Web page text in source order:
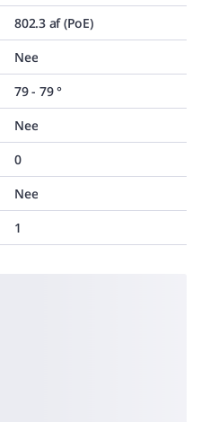
802.3 af (PoE)
Nee
79 - 79 °
Nee
0
Nee
1